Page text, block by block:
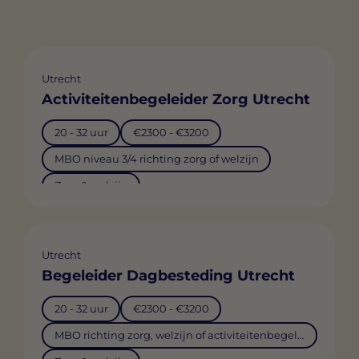
Utrecht
Activiteitenbegeleider Zorg Utrecht
20 - 32 uur €2300 - €3200
MBO niveau 3/4 richting zorg of welzijn
Zorg & welzijn
Utrecht
Begeleider Dagbesteding Utrecht
20 - 32 uur €2300 - €3200
MBO richting zorg, welzijn of activiteitenbegeleiding